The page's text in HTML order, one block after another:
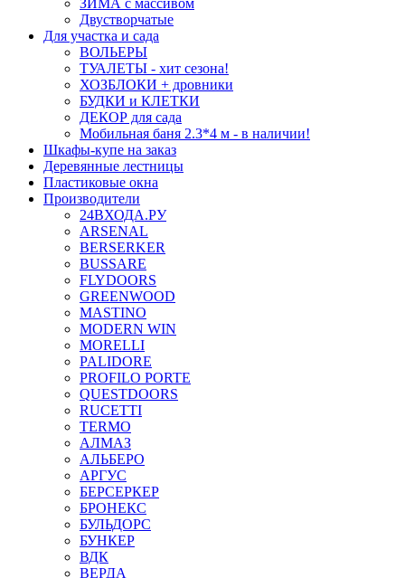
ЗИМА с массивом
Двустворчатые
Для участка и сада
ВОЛЬЕРЫ
ТУАЛЕТЫ - хит сезона!
ХОЗБЛОКИ + дровники
БУДКИ и КЛЕТКИ
ДЕКОР для сада
Мобильная баня 2.3*4 м - в наличии!
Шкафы-купе на заказ
Деревянные лестницы
Пластиковые окна
Производители
24ВХОДА.РУ
ARSENAL
BERSERKER
BUSSARE
FLYDOORS
GREENWOOD
MASTINO
MODERN WIN
MORELLI
PALIDORE
PROFILO PORTE
QUESTDOORS
RUCETTI
TERMO
АЛМАЗ
АЛЬБЕРО
АРГУС
БЕРСЕРКЕР
БРОНЕКС
БУЛЬДОРС
БУНКЕР
ВДК
ВЕРДА